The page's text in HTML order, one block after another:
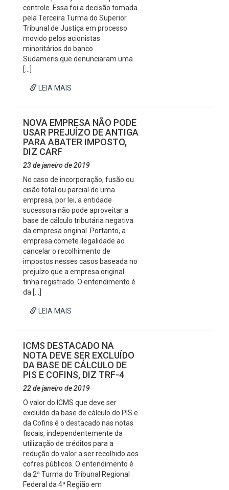
controle. Essa foi a decisão tomada
pela Terceira Turma do Superior
Tribunal de Justiça em processo
movido pelos acionistas
minoritários do banco
Sudameris que denunciaram uma
[…]
LEIA MAIS
NOVA EMPRESA NÃO PODE
USAR PREJUÍZO DE ANTIGA
PARA ABATER IMPOSTO,
DIZ CARF
23 de janeiro de 2019
No caso de incorporação, fusão ou
cisão total ou parcial de uma
empresa, por lei, a entidade
sucessora não pode aproveitar a
base de cálculo tributária negativa
da empresa original. Portanto, a
empresa comete ilegalidade ao
cancelar o recolhimento de
impostos nesses casos baseada no
prejuízo que a empresa original
tinha registrado. O entendimento é
da […]
LEIA MAIS
ICMS DESTACADO NA
NOTA DEVE SER EXCLUÍDO
DA BASE DE CÁLCULO DE
PIS E COFINS, DIZ TRF-4
22 de janeiro de 2019
O valor do ICMS que deve ser
excluído da base de cálculo do PIS e
da Cofins é o destacado nas notas
fiscais, independentemente da
utilização de créditos para a
redução do valor a ser recolhido aos
cofres públicos. O entendimento é
da 2ª Turma do Tribunal Regional
Federal da 4ª Região em